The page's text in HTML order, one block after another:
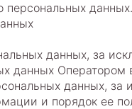
персональных данных.
данных, за
данных
данных,
и порядок ее